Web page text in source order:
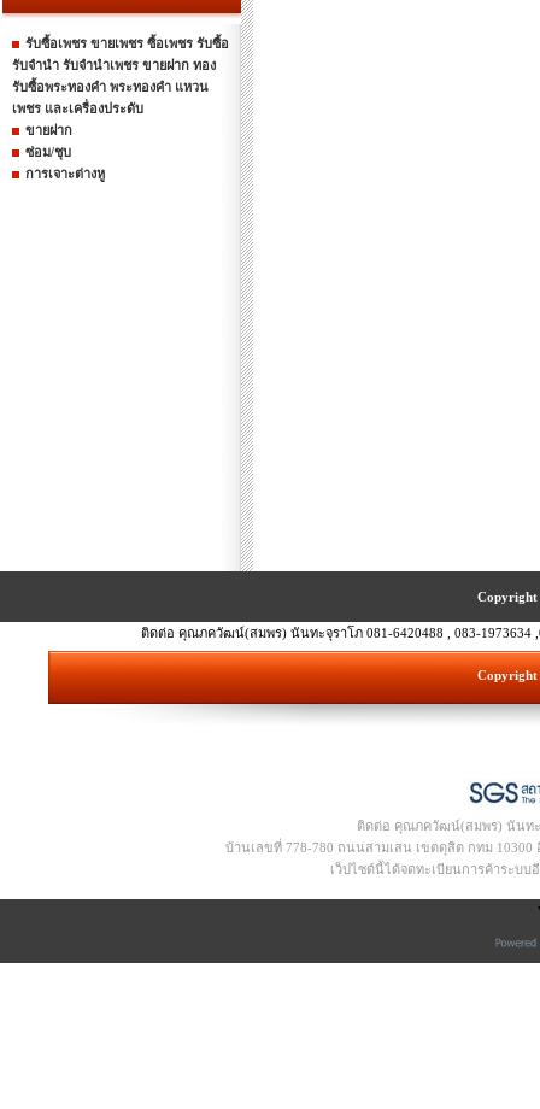
รับซื้อเพชร ขายเพชร ซื้อเพชร รับซื้อ
รับจำนำ รับจำนำเพชร ขายฝาก ทอง
รับซื้อพระทองคำ พระทองคำ แหวน
เพชร และเครื่องประดับ
ขายฝาก
ซ่อม/ชุบ
การเจาะต่างหู
Copyright
ติดต่อ คุณภควัฒน์(สมพร) นันทะจุราโภ 081-6420488 , 083-1973634
Copyright
ติดต่อ คุณภควัฒน์(สมพร) นันทะจุ
บ้านเลขที่ 778-780 ถนนสามเสน เขตดุสิต กทม 10300 อี
เว็ปไซด์นี้ได้จดทะเบียนการค้าระบบ